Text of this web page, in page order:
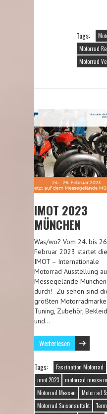
Tags:
Motorrad
Motorrad
IMOT 2023
MÜNCHEN
Was/wo? Vom 24. bis
Februar 2023 startet
IMOT – Internationale
Motorrad Ausstellung
Messegelände München
durch! Zu sehen sind
größten
Tuning, Zubehör,
und…
Weiterlesen
Tags: Faszination Motorrad
imot 2023
motorrad messe
Motorrad Messen
Motorrad
Motorrad Saisonauftakt